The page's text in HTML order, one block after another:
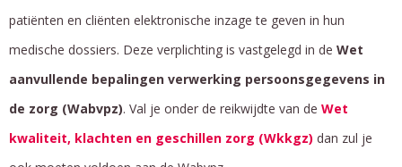
patiënten en cliënten elektronische inzage te geven in hun
medische dossiers. Deze verplichting is vastgelegd in de Wet
aanvullende bepalingen verwerking persoonsgegevens in
de zorg (Wabvpz). Val je onder de reikwijdte van de Wet
kwaliteit, klachten en geschillen zorg (Wkkgz) dan zul je